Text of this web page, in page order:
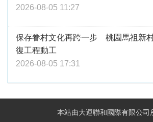
2026-08-05 11:27
保存眷村文化再跨一步 桃園馬祖新
復工程動工
2026-08-05 17:31
本站由大運聯和國際有限公司